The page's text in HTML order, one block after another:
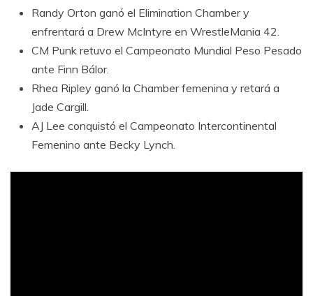
Randy Orton ganó el Elimination Chamber y
enfrentará a Drew McIntyre en WrestleMania 42.
CM Punk retuvo el Campeonato Mundial Peso Pesado
ante Finn Bálor.
Rhea Ripley ganó la Chamber femenina y retará a
Jade Cargill.
AJ Lee conquistó el Campeonato Intercontinental
Femenino ante Becky Lynch.